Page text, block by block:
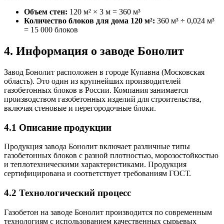
Объем стен: 120 м² × 3 м = 360 м³
Количество блоков для дома 120 м²: 360 м³ ÷ 0,024 м³
= 15 000 блоков
4. Информация о заводе Бонолит
Завод Бонолит расположен в городе Купавна (Московская
область). Это один из крупнейших производителей
газобетонных блоков в России. Компания занимается
производством газобетонных изделий для строительства,
включая стеновые и перегородочные блоки.
4.1 Описание продукции
Продукция завода Бонолит включает различные типы
газобетонных блоков с разной плотностью, морозостойкостью
и теплотехническими характеристиками. Продукция
сертифицирована и соответствует требованиям ГОСТ.
4.2 Технологический процесс
Газобетон на заводе Бонолит производится по современным
технологиям с использованием качественных сырьевых